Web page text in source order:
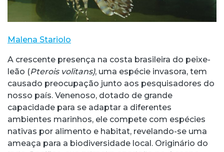
Malena Stariolo
A crescente presença na costa brasileira do peixe-
leão (Pterois volitans), uma espécie invasora, tem
causado preocupação junto aos pesquisadores do
nosso país. Venenoso, dotado de grande
capacidade para se adaptar a diferentes
ambientes marinhos, ele compete com espécies
nativas por alimento e habitat, revelando-se uma
ameaça para a biodiversidade local. Originário do